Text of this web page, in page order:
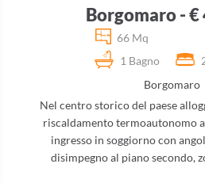
Borgomaro - €
66 Mq
1 Bagno
Borgomaro
Nel centro storico del paese
riscaldamento termoautonomo
ingresso in soggiorno con
disimpegno al piano secondo,